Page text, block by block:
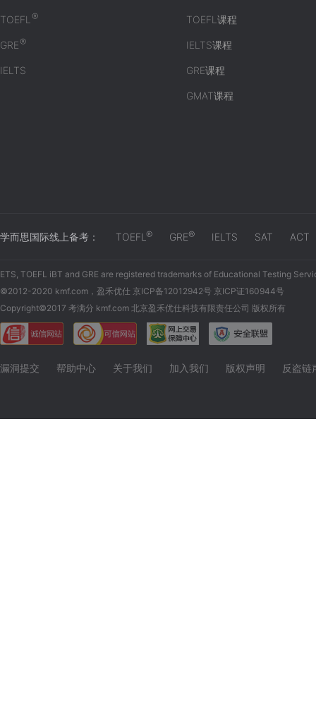
TOEFL®
GRE®
IELTS
TOEFL课程
IELTS课程
GRE课程
GMAT课程
学而思国际线上备考： TOEFL ® GRE® IELTS SAT ACT
ETS, TOEFL iBT and GRE are registered trademarks of Educational Testing
©2012-2020 kmf.com，盈禾优仕 京ICP备12012942号 京ICP证160944号
Copyright©2017 考满分 kmf.com 北京盈禾优仕科技有限责任公司 版权所有
漏洞提交 帮助中心 关于我们 加入我们 版权声明 反盗链